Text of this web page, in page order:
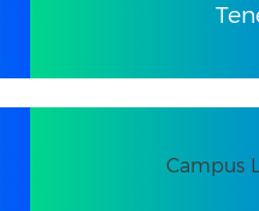
Campus